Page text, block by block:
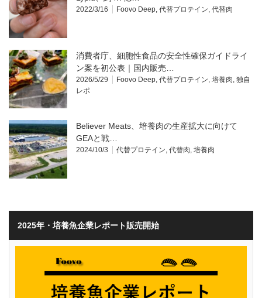
2022/3/16 Foovo Deep 代替プロテイン 代替肉
消費者庁、細胞性食品の安全性確保ガイドライ
ン案を初公表｜国内販売…
2026/5/29 Foovo Deep 代替プロテイン 培養肉 独自
レポ
Believer Meats、培養肉の生産拡大に向けて
GEAと戦…
2024/10/3 代替プロテイン 代替肉 培養肉
2025年・培養魚企業レポート販売開始